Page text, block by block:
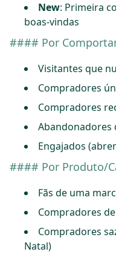
New: Primeira
boas-vindas
#### Por
Visitantes que
Compradores
Compradores
Abandonadores
Engajados
#### Por Produto/
Fãs de uma
Compradores
Compradores
Natal)